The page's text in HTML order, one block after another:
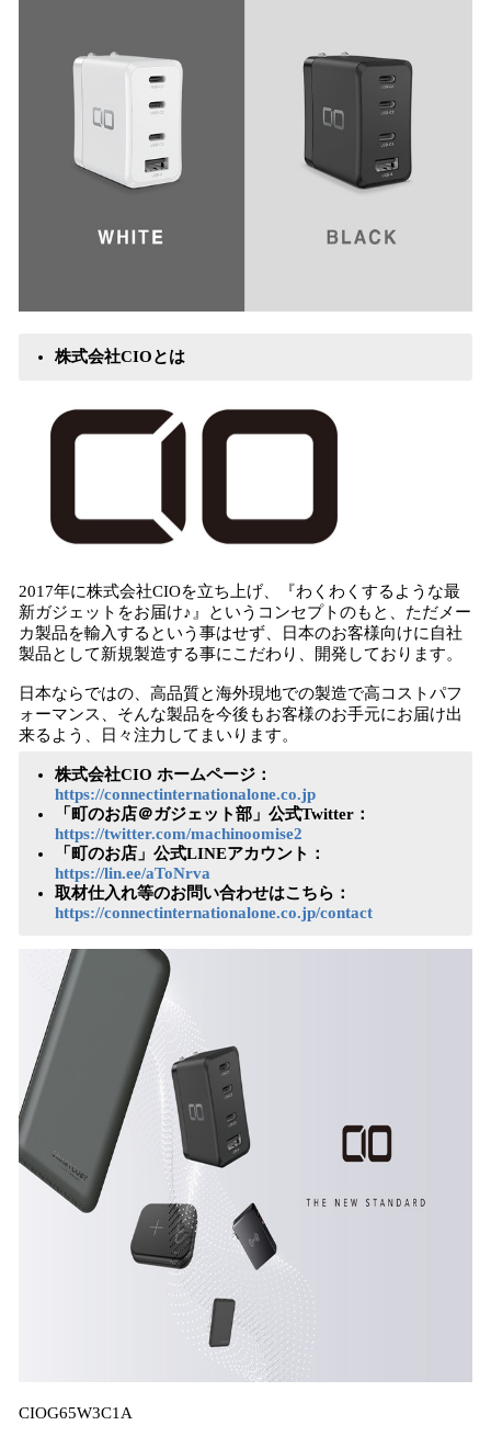
株式会社CIOとは
2017年に株式会社CIOを立ち上げ、『わくわくするような最
新ガジェットをお届け♪』というコンセプトのもと、ただメー
カ製品を輸入するという事はせず、日本のお客様向けに自社
製品として新規製造する事にこだわり、開発しております。
日本ならではの、高品質と海外現地での製造で高コストパフ
ォーマンス、そんな製品を今後もお客様のお手元にお届け出
来るよう、日々注力してまいります。
株式会社CIO ホームページ：
https://connectinternationalone.co.jp
「町のお店＠ガジェット部」公式Twitter：
https://twitter.com/machinoomise2
「町のお店」公式LINEアカウント：
https://lin.ee/aToNrva
取材仕入れ等のお問い合わせはこちら：
https://connectinternationalone.co.jp/contact
CIOG65W3C1A